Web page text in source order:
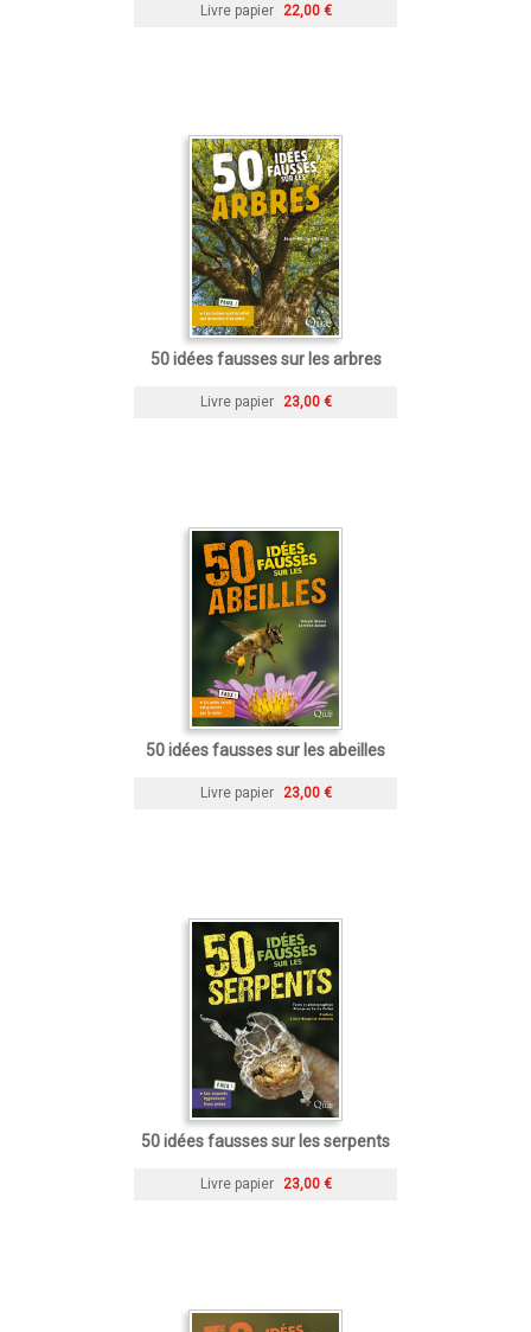
Livre papier 22,00 €
50 idées fausses sur les arbres
Livre papier 23,00 €
50 idées fausses sur les abeilles
Livre papier 23,00 €
50 idées fausses sur les serpents
Livre papier 23,00 €